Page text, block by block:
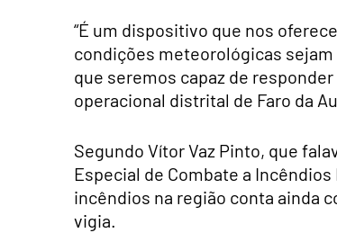
“É um dispositivo que nos
condições meteorológicas sejam
que seremos capaz de
operacional distrital de Faro da
Segundo Vítor Vaz Pinto, que
Especial de Combate a
incêndios na região conta ainda
vigia.